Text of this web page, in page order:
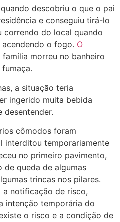
descobriu o que o pai
e conseguiu tirá-lo
correndo do local quando
o fogo. O
família morreu no banheiro
a situação teria
ingerido muita bebida
desentender.
cômodos foram
interditou temporariamente
no primeiro pavimento,
queda de algumas
trincas nos pilares.
notificação de risco,
intenção temporária do
o risco e a condição de